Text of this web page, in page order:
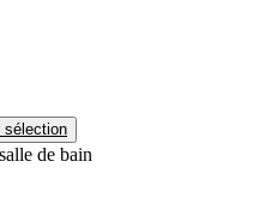
sélection
de bain